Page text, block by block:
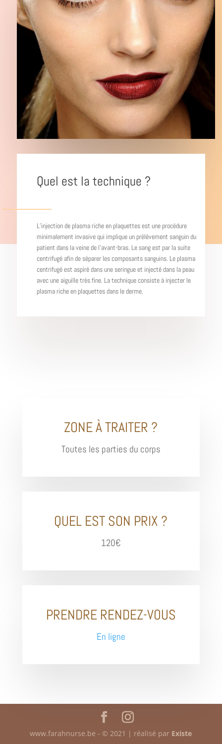
Quel est la technique ?
L’injection de plasma riche en plaquettes est une procédure
minimalement invasive qui implique un prélèvement sanguin du
patient dans la veine de l’avant-bras. Le sang est par la suite
centrifugé afin de séparer les composants sanguins. Le plasma
centrifugé est aspiré dans une seringue et injecté dans la peau
avec une aiguille très fine. La technique consiste à injecter le
plasma riche en plaquettes dans le derme.
ZONE À TRAITER ?
Toutes les parties du corps
QUEL EST SON PRIX ?
120€
PRENDRE RENDEZ-VOUS
En ligne
www.farahnurse.be - © 2021 | réalisé par Existe